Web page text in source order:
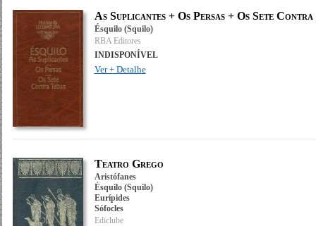
As Suplicantes + Os Persas + Os Sete Contra
Ésquilo (Squilo)
RBA Editores
INDISPONÍVEL
Ver + Detalhe
Teatro Grego
Aristófanes
Ésquilo (Squilo)
Eurípides
Sófocles
Ediclube